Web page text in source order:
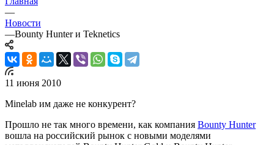
—
Новости
—Bounty Hunter и Teknetics
11 июня 2010
Minelab им даже не конкурент?
Прошло не так много времени, как компания Bounty Hunter
вошла на российский рынок с новыми моделями